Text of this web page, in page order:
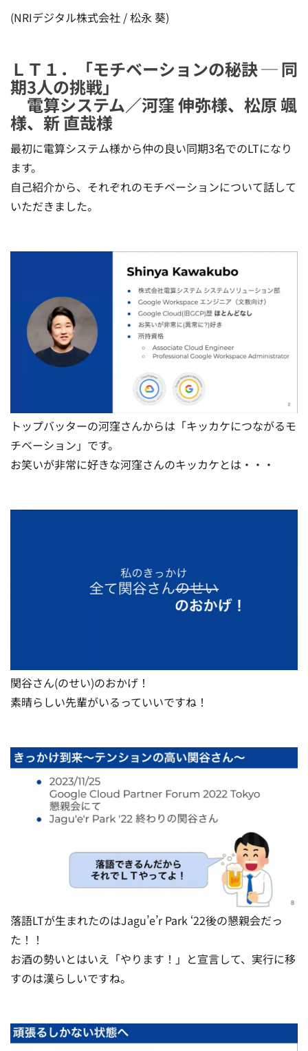
(NRIデジタル株式会社 / 松永 葵)
ＬＴ１．「モチベーションの秘訣 ─ 同
期3人の挑戦」
電算システム／河窪 伸弥様、松原 颯
様、新 直哉様
最初に電算システム様から仲の良い同期3名でのLTになり
ます。
自己紹介から、それぞれのモチベーションについて話して
いただきました。
トップバッターの河窪さんからは「キッカケにつながるモ
チベーション」です。
お笑いが非常に好きな河窪さんのキッカケとは・・・
関谷さん(のせい)のおかげ！
素晴らしい先輩がいるっていいですね！
落語LTが生まれたのはJagu’e’r Park ‘22後の懇親会だっ
た！！
お酒の勢いとはいえ「やります！」と宣言して、実行に移
すのは漢らしいですね。